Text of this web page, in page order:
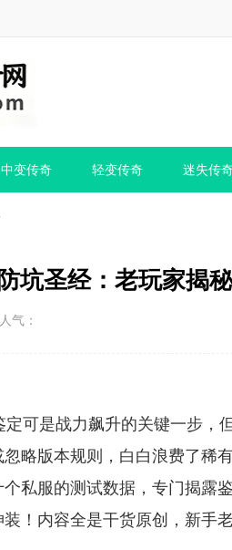
中变传奇 轻变传奇 迷失传
坑圣经：老玩家揭
人气：
定可是战力飙升的关键一步
略版本规则，白白浪费了稀
私服的测试数据，专门揭露
！内容全是干货原创，新手